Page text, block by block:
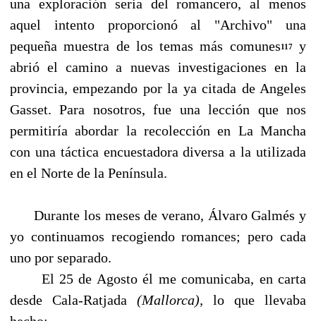
una exploración seria del romancero, al menos
aquel intento proporcionó al "Archivo" una
pequeña muestra de los temas más comunes117y
abrió el camino a nuevas investigaciones en la
provincia, empezando por la ya citada de Angeles
Gasset. Para nosotros, fue una lección que nos
permitiría abordar la recolección en La Mancha
con una táctica encuestadora diversa a la utilizada
en el Norte de la Península.
Durante los meses de verano, Álvaro Galmés y
yo continuamos recogiendo romances; pero cada
uno por separado.
El 25 de Agosto él me comunicaba, en carta
desde Cala-Ratjada (Mallorca), lo que llevaba